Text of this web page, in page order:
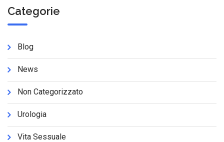
Categorie
Blog
News
Non Categorizzato
Urologia
Vita Sessuale